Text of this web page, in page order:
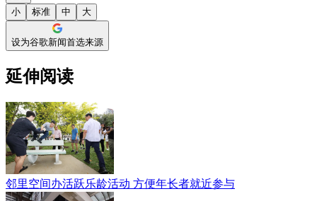
小 标准 中 大
设为谷歌新闻首选来源
延伸阅读
邻里空间办活跃乐龄活动 方便年长者就近参与